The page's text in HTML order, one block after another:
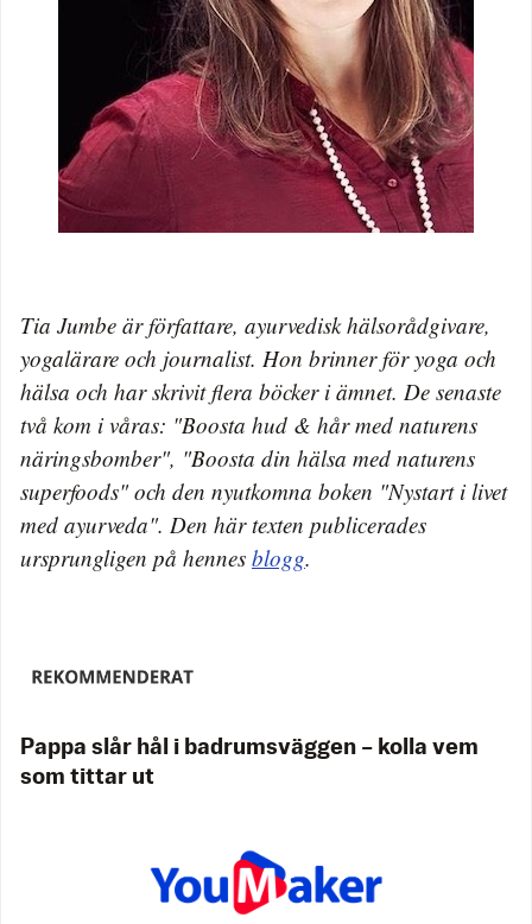
Tia Jumbe är författare, ayurvedisk hälsorådgivare,
yogalärare och journalist. Hon brinner för yoga och
hälsa och har skrivit flera böcker i ämnet. De senaste
två kom i våras: "Boosta hud & hår med naturens
näringsbomber", "Boosta din hälsa med naturens
superfoods" och den nyutkomna boken "Nystart i livet
med ayurveda". Den här texten publicerades
ursprungligen på hennes blogg.
Pappa slår hål i badrumsväggen – kolla vem
som tittar ut